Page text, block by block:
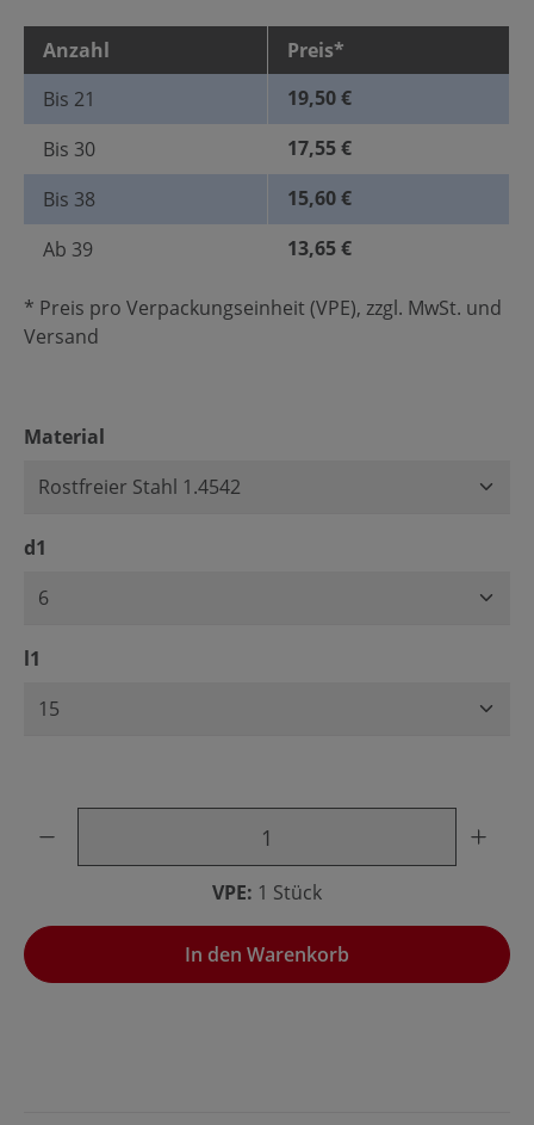
Anzahl
Preis*
Bis 21
19,50 €
Bis 30
17,55 €
Bis 38
15,60 €
Ab 39 13,65 €
* Preis pro Verpackungseinheit (VPE), zzgl. MwSt. und
Versand
Material
d1
l1
VPE: 1 Stück
In den Warenkorb